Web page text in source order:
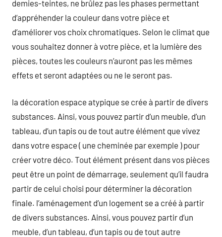
demies-teintes, ne brûlez pas les phases permettant
d’appréhender la couleur dans votre pièce et
d’améliorer vos choix chromatiques. Selon le climat que
vous souhaitez donner à votre pièce, et la lumière des
pièces, toutes les couleurs n’auront pas les mêmes
effets et seront adaptées ou ne le seront pas.
la décoration espace atypique se crée à partir de divers
substances. Ainsi, vous pouvez partir d’un meuble, d’un
tableau, d’un tapis ou de tout autre élément que vivez
dans votre espace ( une cheminée par exemple ) pour
créer votre déco. Tout élément présent dans vos pièces
peut être un point de démarrage, seulement qu’il faudra
partir de celui choisi pour déterminer la décoration
finale. l’aménagement d’un logement se a créé à partir
de divers substances. Ainsi, vous pouvez partir d’un
meuble, d’un tableau, d’un tapis ou de tout autre